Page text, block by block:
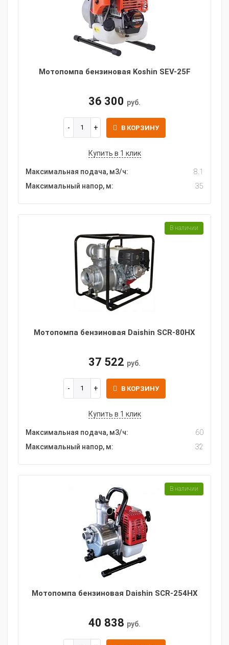
Мотопомпа бензиновая Koshin SEV-25F
36 300 руб.
В КОРЗИНУ
Купить в 1 клик
Максимальная подача, м3/ч:
8.1
Максимальный напор, м:
35
Мотопомпа бензиновая Daishin SCR-80HX
37 522 руб.
В КОРЗИНУ
Купить в 1 клик
Максимальная подача, м3/ч:
60
Максимальный напор, м:
32
В наличии
Мотопомпа бензиновая Daishin SCR-254HX
40 838 руб.
В наличии